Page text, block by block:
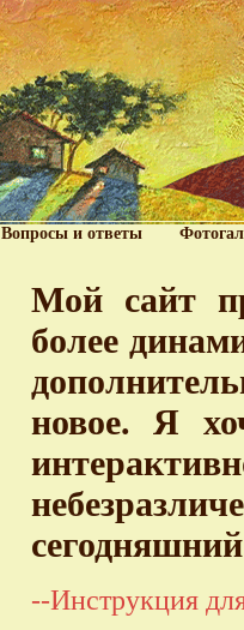
Вопросы и ответы
Мой сайт
более
новое. Я
--Инструкция